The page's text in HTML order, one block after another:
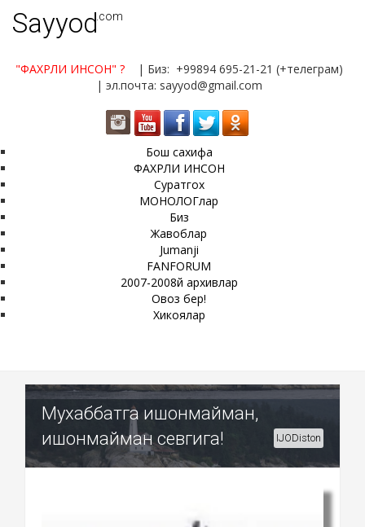
Sayyod.com
"ФАХРЛИ ИНСОН" ?
| Биз: +99894 695-21-21 (+телеграм)
| эл.почта: sayyod@gmail.com
Бош сахифа
ФАХРЛИ ИНСОН
Суратгох
МОНОЛОГлар
Биз
Жавоблар
Jumanji
FANFORUM
2007-2008й архивлар
Овоз бер!
Хикоялар
Мухаббатга ишонмайман,
ишонмайман севгига!
IJODiston